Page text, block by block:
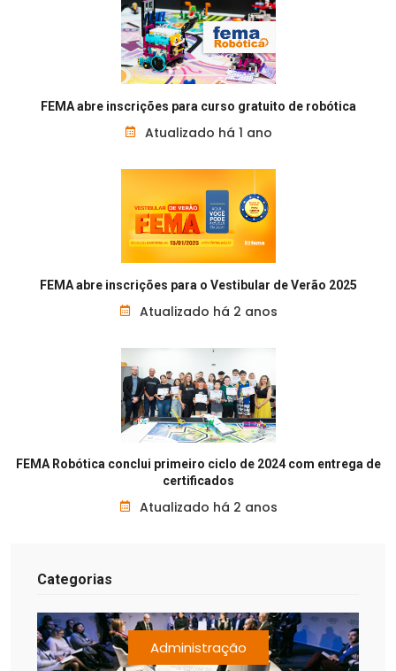
FEMA abre inscrições para curso gratuito de robótica
Atualizado há 1 ano
FEMA abre inscrições para o Vestibular de Verão 2025
Atualizado há 2 anos
FEMA Robótica conclui primeiro ciclo de 2024 com entrega de
certificados
Atualizado há 2 anos
Categorias
Administração